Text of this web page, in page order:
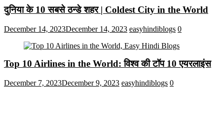
दुनिया के 10 सबसे ठन्डे शहर | Coldest City in the World
December 14, 2023December 14, 2023 easyhindiblogs 0
Top 10 Airlines in the World: विश्व की टॉप 10 एयरलाइंस
December 7, 2023December 9, 2023 easyhindiblogs 0